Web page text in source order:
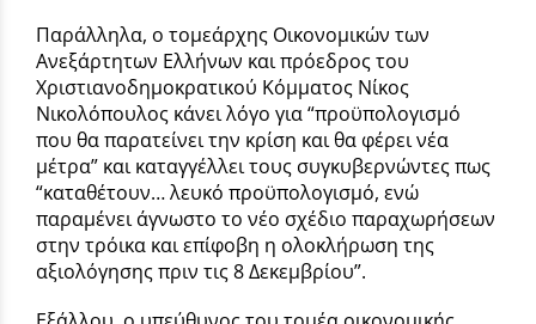
Παράλληλα, ο τομεάρχης Οικονομικών των
Ανεξάρτητων Ελλήνων και πρόεδρος του
Χριστιανοδημοκρατικού Κόμματος Νίκος
Νικολόπουλος κάνει λόγο για “προϋπολογισμό
που θα παρατείνει την κρίση και θα φέρει νέα
μέτρα” και καταγγέλλει τους συγκυβερνώντες πως
“καταθέτουν… λευκό προϋπολογισμό, ενώ
παραμένει άγνωστο το νέο σχέδιο παραχωρήσεων
στην τρόικα και επίφοβη η ολοκλήρωση της
αξιολόγησης πριν τις 8 Δεκεμβρίου”.